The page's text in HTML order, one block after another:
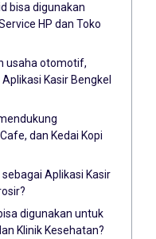
bisa digunakan
HP dan Toko
usaha otomotif,
Kasir Bengkel
dan Kedai Kopi
Aplikasi Kasir
digunakan untuk
Klinik Kesehatan?